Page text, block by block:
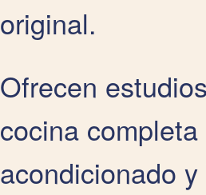
original.
Ofrecen
cocina
acondicionado